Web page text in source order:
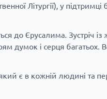
Літургії), у
до Єрусалима. Зустріч
думок і серця багатьох.
є в кожній людині та